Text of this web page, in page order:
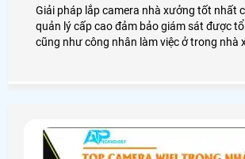
Giải pháp lắp camera nhà xưởng tốt nhất
quản lý cấp cao đảm bảo giám sát được
cũng như công nhân làm việc ở trong nhà xưởng.